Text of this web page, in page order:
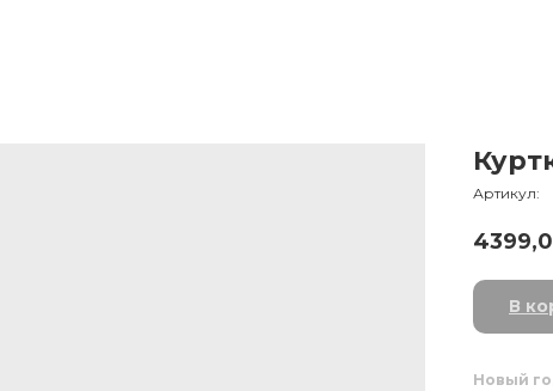
Артикул:
В
Новый